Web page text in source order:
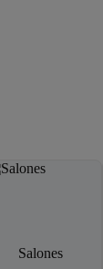
Salones